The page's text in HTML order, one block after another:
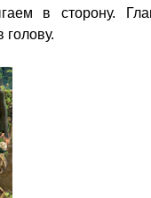
в сторону.
голову.